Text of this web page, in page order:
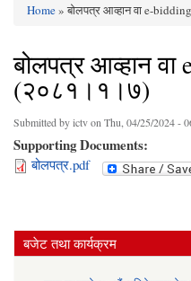
You are here
Home» बोलपत्र आव्हान वा e-
बोलपत्र आव्हान
(२०८१।१।७)
Submitted byictvon Thu, 04/25/2024 -
Supporting Documents:
बोलपत्र.pdf
बजेट तथा कार्यक्रम